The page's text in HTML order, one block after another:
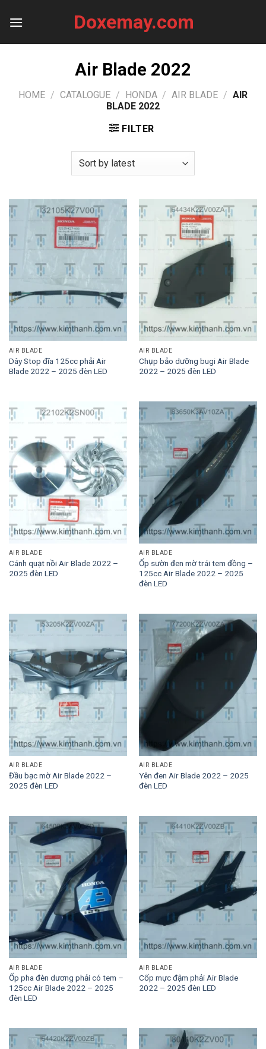
Doxemay.com
Air Blade 2022
HOME / CATALOGUE / HONDA / AIR BLADE / AIR
BLADE 2022
FILTER
AIR BLADE
Dây Stop đĩa 125cc phải Air
Blade 2022 – 2025 đèn LED
AIR BLADE
Chụp bảo dưỡng bugi Air Blade
2022 – 2025 đèn LED
AIR BLADE
Cánh quạt nồi Air Blade 2022 –
2025 đèn LED
AIR BLADE
Ốp sườn đen mờ trái tem đồng –
125cc Air Blade 2022 – 2025
đèn LED
AIR BLADE
Đầu bạc mờ Air Blade 2022 –
2025 đèn LED
AIR BLADE
Yên đen Air Blade 2022 – 2025
đèn LED
AIR BLADE
Ốp pha đèn dương phải có tem –
125cc Air Blade 2022 – 2025
đèn LED
AIR BLADE
Cốp mực đậm phải Air Blade
2022 – 2025 đèn LED